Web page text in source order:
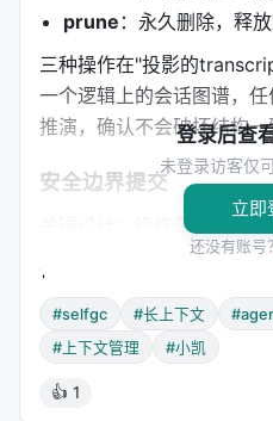
prune ：永久删除，释
三种操作在"投影的
一个逻辑上的会话图谱，
推演，确认不会破坏结构一
安全边界提交
关键设计：操作只在"安全
什么意思？Agent不能在中
突然把前面的上下文折叠
GC识别出安全的检查点（
用链完成），治理操作只在
登录后查
未登录访客仅
立即
还没有账号？
#selfgc #长上下文
#上下文管理
#小凯
👍 1